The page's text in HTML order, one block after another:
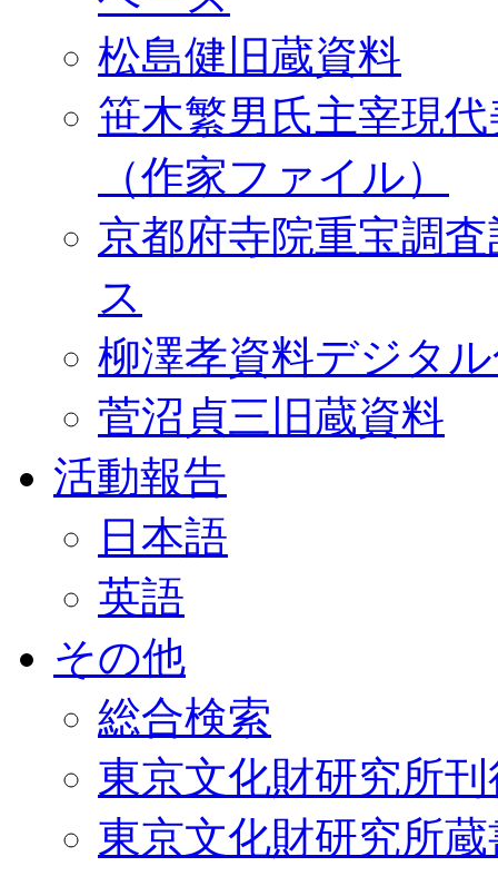
松島健旧蔵資料
笹木繁男氏主宰現
（作家ファイル）
京都府寺院重宝調
ス
柳澤孝資料デジタ
菅沼貞三旧蔵資料
活動報告
日本語
英語
その他
総合検索
東京文化財研究所
東京文化財研究所